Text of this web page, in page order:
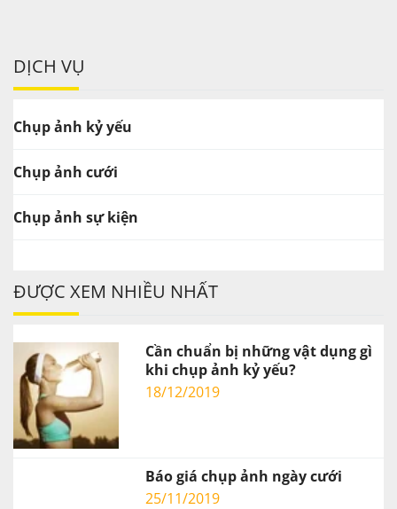
DỊCH VỤ
Chụp ảnh kỷ yếu
Chụp ảnh cưới
Chụp ảnh sự kiện
ĐƯỢC XEM NHIỀU NHẤT
Cần chuẩn bị những vật dụng gì
khi chụp ảnh kỷ yếu?
18/12/2019
Báo giá chụp ảnh ngày cưới
25/11/2019